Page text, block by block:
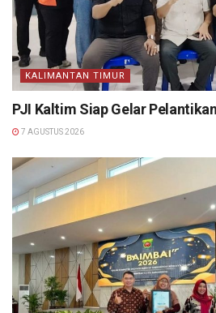
KALIMANTAN TIMUR
PJI Kaltim Siap Gelar
7 AGUSTUS 2026